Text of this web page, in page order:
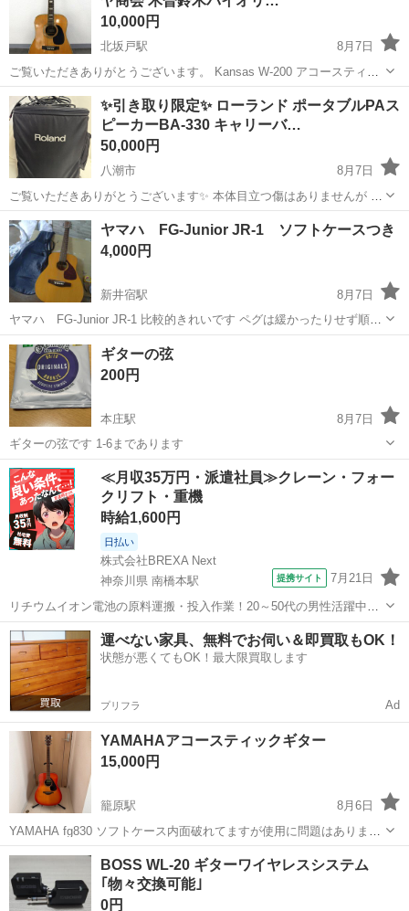
10,000円
北坂戸駅
8月7日
ご覧いただきありがとうございます。 Kansas W-200 アコースティッ
クギター キワヤ商会 木曽鈴木バイオリン製 画像と同デザインの商品
をお届けいたします。 【状態】 中古品 ...
埼玉 坂戸市 北坂戸駅 弦楽器、ギター
✨引き取り限定✨ ローランド ポータブルPAス
ピーカーBA-330 キャリーバ…
50,000円
八潮市
8月7日
ご覧いただきありがとうございます✨ 本体目立つ傷はありませんが 未
使用ではない事のご理解の程よろしくお願いいたします。 コード付属
引き取りの際簡単な清掃致します🧹 中古品とのご理解の程よろしくお
願いします。
埼玉 八潮市
ヤマハ FG-Junior JR-1 ソフトケースつき
4,000円
新井宿駅
8月7日
ヤマハ FG-Junior JR-1 比較的きれいです ペグは緩かったりせず順調
です 弦はとりあえずそのまま使えます
埼玉 川口市 新井宿駅
ギターの弦
200円
本庄駅
8月7日
ギターの弦です 1-6まであります
埼玉 本庄市 本庄駅 弦楽器、ギター
≪月収35万円・派遣社員≫クレーン・フォー
クリフト・重機
時給1,600円
日払い
株式会社BREXA Next
神奈川県 南橋本駅
提携サイト 7月21日
リチウムイオン電池の原料運搬・投入作業！20～50代の男性活躍中★
ワンルーム寮完備！赴任旅費会社負担！年間休日130日★フォークリフ
ト免許お持ちの方、活躍中！就業先食堂利用可★《神奈川県相模原
市》 人気の工場のお仕事 ◇電...
神奈川 相模原市 南橋本駅 その他
運べない家具、無料でお伺い＆即買取もOK！
状態が悪くてもOK！最大限買取します
プリフラ Ad
YAMAHAアコースティックギター
15,000円
籠原駅
8月6日
YAMAHA fg830 ソフトケース内面破れてますが使用に問題はありませ
ん ギター本体はほぼ使っていなく、多少の傷、汚れはありますが、演
奏に影響はありません、凹み、割れもありません
埼玉 深谷市 弦楽器、ギター
BOSS WL-20 ギターワイヤレスシステム
｢物々交換可能｣
0円